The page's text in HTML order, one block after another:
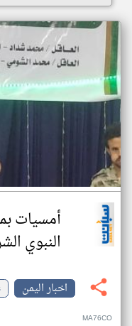
أمسيات
النبوي
اخبار اليمن
MA76CO